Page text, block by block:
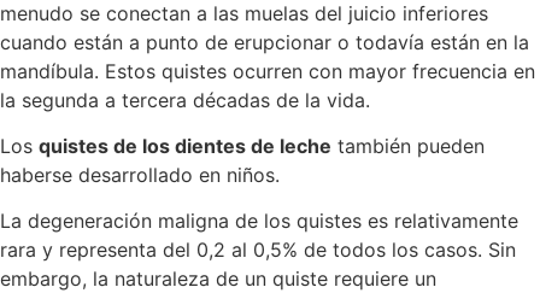
menudo se conectan a las muelas del juicio inferiores
cuando están a punto de erupcionar o todavía están en la
mandíbula. Estos quistes ocurren con mayor frecuencia en
la segunda a tercera décadas de la vida.
Los quistes de los dientes de leche también pueden
haberse desarrollado en niños.
La degeneración maligna de los quistes es relativamente
rara y representa del 0,2 al 0,5% de todos los casos. Sin
embargo, la naturaleza de un quiste requiere un